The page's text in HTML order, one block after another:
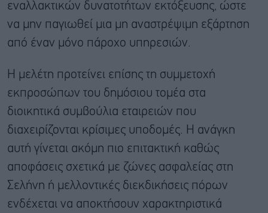
εναλλακτικών δυνατοτήτων εκτόξευσης, ώστε
να μην παγιωθεί μια μη αναστρέψιμη εξάρτηση
από έναν μόνο πάροχο υπηρεσιών.
Η μελέτη προτείνει επίσης τη συμμετοχή
εκπροσώπων του δημόσιου τομέα στα
διοικητικά συμβούλια εταιρειών που
διαχειρίζονται κρίσιμες υποδομές. Η ανάγκη
αυτή γίνεται ακόμη πιο επιτακτική καθώς
αποφάσεις σχετικά με ζώνες ασφαλείας στη
Σελήνη ή μελλοντικές διεκδικήσεις πόρων
ενδέχεται να αποκτήσουν χαρακτηριστικά